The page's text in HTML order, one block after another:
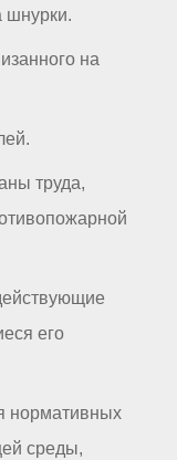
шнурки.
на
труда,
его
нормативных
среды,